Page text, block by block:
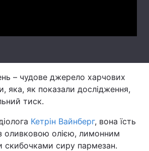
– чудове джерело харчових
яка, як показали дослідження,
тиск.
Кетрін Вайнберг, вона їсть
оливковою олією, лимонним
скибочками сиру пармезан.